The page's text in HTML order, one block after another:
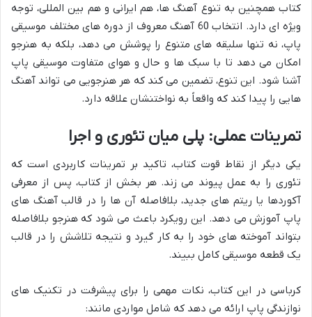
کتاب همچنین به تنوع آهنگ ها، هم ایرانی و هم بین المللی، توجه
ویژه ای دارد. انتخاب 60 آهنگ معروف از دوره های مختلف موسیقی
پاپ، نه تنها سلیقه های متنوع را پوشش می دهد، بلکه به هنرجو
امکان می دهد تا با سبک ها و حال و هوای متفاوت موسیقی پاپ
آشنا شود. این تنوع، تضمین می کند که هر هنرجویی می تواند آهنگ
هایی را پیدا کند که واقعاً به نواختنشان علاقه دارد.
تمرینات عملی: پلی میان تئوری و اجرا
یکی دیگر از نقاط قوت کتاب، تاکید بر تمرینات کاربردی است که
تئوری را به عمل پیوند می زند. هر بخش از کتاب، پس از معرفی
آکوردها یا ریتم های جدید، بلافاصله آن ها را در قالب آهنگ های
پاپ آموزش می دهد. این رویکرد باعث می شود که هنرجو بلافاصله
بتواند آموخته های خود را به کار گیرد و نتیجه تلاشش را در قالب
یک قطعه موسیقی کامل ببیند.
کرباسی در این کتاب، نکات مهمی را برای پیشرفت در تکنیک های
نوازندگی پاپ ارائه می دهد که شامل مواردی مانند: